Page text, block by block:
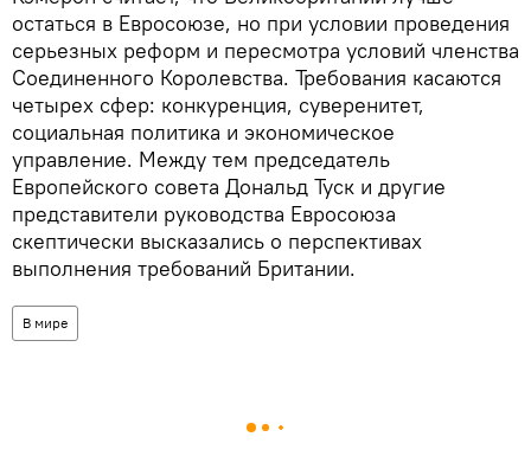
остаться в Евросоюзе, но при условии проведения
серьезных реформ и пересмотра условий членства
Соединенного Королевства. Требования касаются
четырех сфер: конкуренция, суверенитет,
социальная политика и экономическое
управление. Между тем председатель
Европейского совета Дональд Туск и другие
представители руководства Евросоюза
скептически высказались о перспективах
выполнения требований Британии.
В мире